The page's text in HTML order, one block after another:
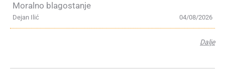
Moralno blagostanje
04/08/2026
Dejan Ilić
Dalje